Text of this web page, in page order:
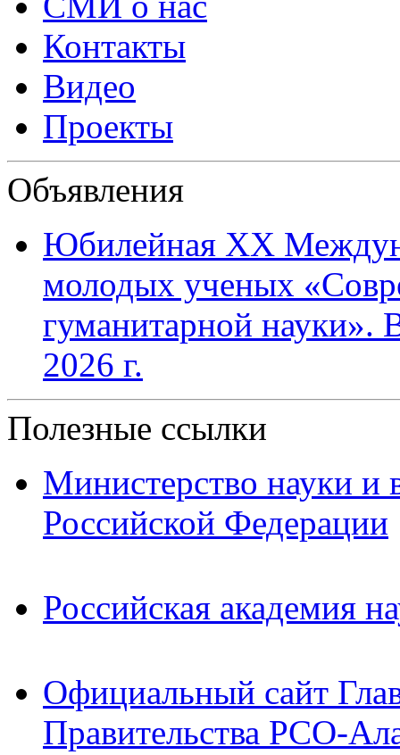
Контакты
Видео
Проекты
Объявления
Юбилейная XХ
молодых ученых
гуманитарной науки».
2026 г.
Полезные ссылки
Министерство науки и
Российской Федерации
Российская академия
Официальный сайт
Правительства РСО-